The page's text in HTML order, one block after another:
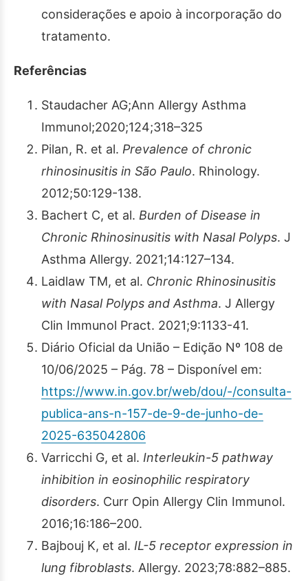
considerações e apoio à incorporação do
tratamento.
Referências
Staudacher AG;Ann Allergy Asthma
Immunol;2020;124;318–325
Pilan, R. et al. Prevalence of chronic
rhinosinusitis in São Paulo. Rhinology.
2012;50:129-138.
Bachert C, et al. Burden of Disease in
Chronic Rhinosinusitis with Nasal Polyps. J
Asthma Allergy. 2021;14:127–134.
Laidlaw TM, et al. Chronic Rhinosinusitis
with Nasal Polyps and Asthma. J Allergy
Clin Immunol Pract. 2021;9:1133-41.
Diário Oficial da União – Edição Nº 108 de
10/06/2025 – Pág. 78 – Disponível em:
https://www.in.gov.br/web/dou/-/consulta-
publica-ans-n-157-de-9-de-junho-de-
2025-635042806
Varricchi G, et al. Interleukin-5 pathway
inhibition in eosinophilic respiratory
disorders. Curr Opin Allergy Clin Immunol.
2016;16:186–200.
Bajbouj K, et al. IL-5 receptor expression in
lung fibroblasts. Allergy. 2023;78:882–885.